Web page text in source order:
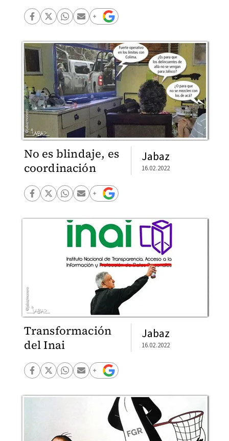
No es blindaje, es
coordinación
Jabaz
16.02.2022
Transformación
del Inai
Jabaz
16.02.2022